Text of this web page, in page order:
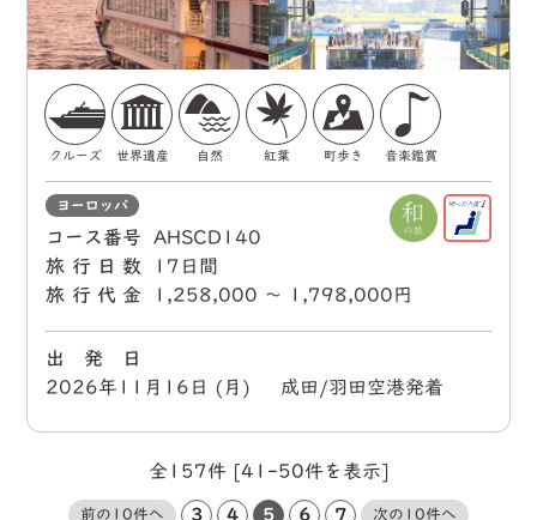
クルーズ 世界遺産 自然 紅葉 町歩き 音楽鑑賞
ヨーロッパ
コース番号
AHSCD140
旅行日数
17日間
旅行代金
1,258,000 〜 1,798,000円
出 発 日
2026年11月16日 (月) 成田/羽田空港発着
全157件 [41-50件を表示]
前の10件へ 3 4 5 6 7 次の10件へ